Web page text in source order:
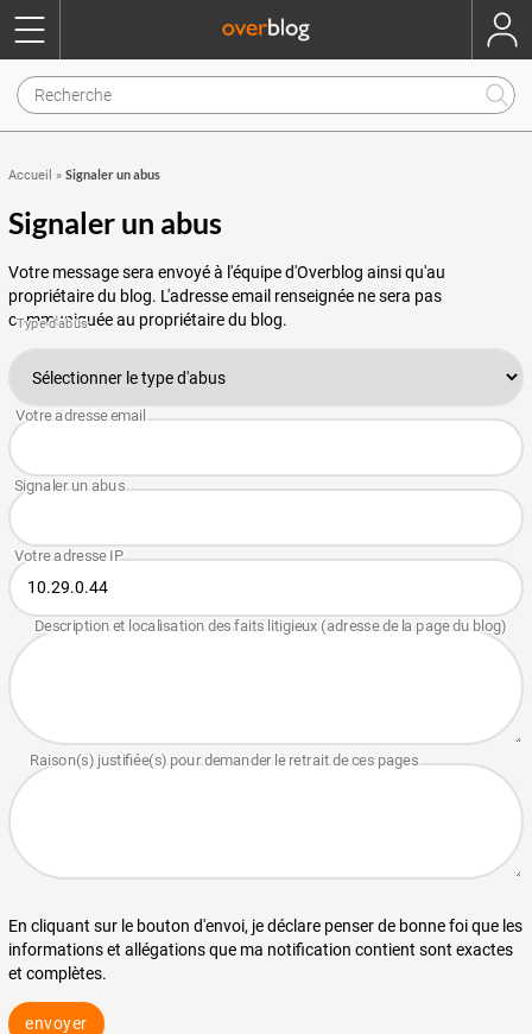
Accueil » Signaler un abus
Signaler un abus
Votre message sera envoyé à l'équipe d'Overblog ainsi qu'au
propriétaire du blog. L'adresse email renseignée ne sera pas
communiquée au propriétaire du blog.
En cliquant sur le bouton d'envoi, je déclare penser de bonne foi que les
informations et allégations que ma notification contient sont exactes
et complètes.
envoyer